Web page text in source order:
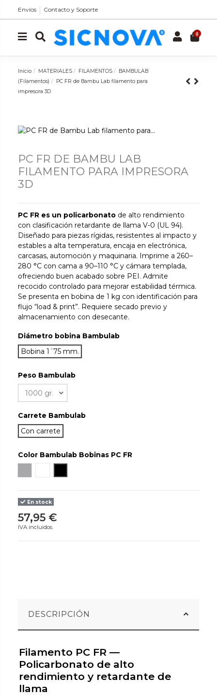
Envíos Contacto y Soporte
0
Inicio MATERIALES FILAMENTOS
BAMBULAB
(Filamentos)
PC FR de Bambu Lab filamento para
impresora 3D
PC FR DE BAMBU LAB
FILAMENTO PARA IMPRESORA
3D
PC FR es un policarbonato de alto rendimiento
con clasificación retardante de llama V-0 (UL 94).
Diseñado para piezas rígidas, resistentes al impacto y
estables a alta temperatura, encaja en electrónica,
carcasas, automoción y maquinaria. Imprime a 260–
280 °C con cama a 90–110 °C y cámara templada,
ofreciendo buen acabado sobre PEI. Admite
recocido controlado para mejorar estabilidad térmica.
Se presenta en bobina de 1 kg con identificación para
flujo “load & print”. Requiere secado previo y
almacenamiento con desecante.
Diámetro bobina Bambulab
Bobina 1´75 mm.
Peso Bambulab
Carrete Bambulab
Con carrete
Color Bambulab Bobinas PC FR
En stock
57,95 €
IVA incluidos
DESCRIPCIÓN
Filamento PC FR —
Policarbonato de alto
rendimiento y retardante de
llama